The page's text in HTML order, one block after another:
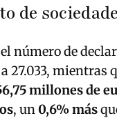
de
número de
27.033, mientras
millones de
, un0,6% más